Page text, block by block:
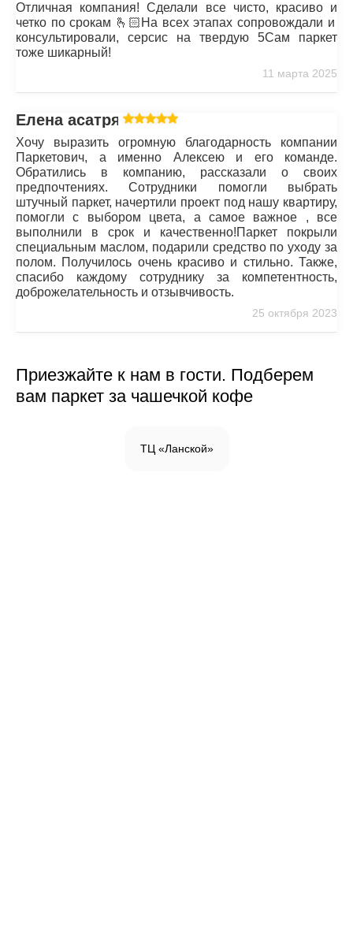
Отличная компания! Сделали все чисто, красиво и
четко по срокам 🫰🏻На всех этапах сопровождали и
консультировали, серсис на твердую 5Сам паркет
тоже шикарный!
11 марта 2025
Елена асатрян
Хочу выразить огромную благодарность компании
Паркетович, а именно Алексею и его команде.
Обратились в компанию, рассказали о своих
предпочтениях. Сотрудники помогли выбрать
штучный паркет, начертили проект под нашу квартиру,
помогли с выбором цвета, а самое важное , все
выполнили в срок и качественно!Паркет покрыли
специальным маслом, подарили средство по уходу за
полом. Получилось очень красиво и стильно. Также,
спасибо каждому сотруднику за компетентность,
доброжелательность и отзывчивость.
25 октября 2023
Приезжайте к нам в гости. Подберем
вам паркет за чашечкой кофе
ТЦ «Ланской»